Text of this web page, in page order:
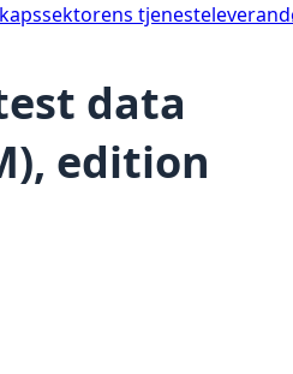
data
edition